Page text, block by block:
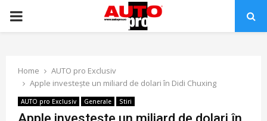
PRIMARY
Home
AUTO pro Exclusiv
Apple investește un miliard de dolari în Didi Chuxing
AUTO pro Exclusiv Generale Stiri